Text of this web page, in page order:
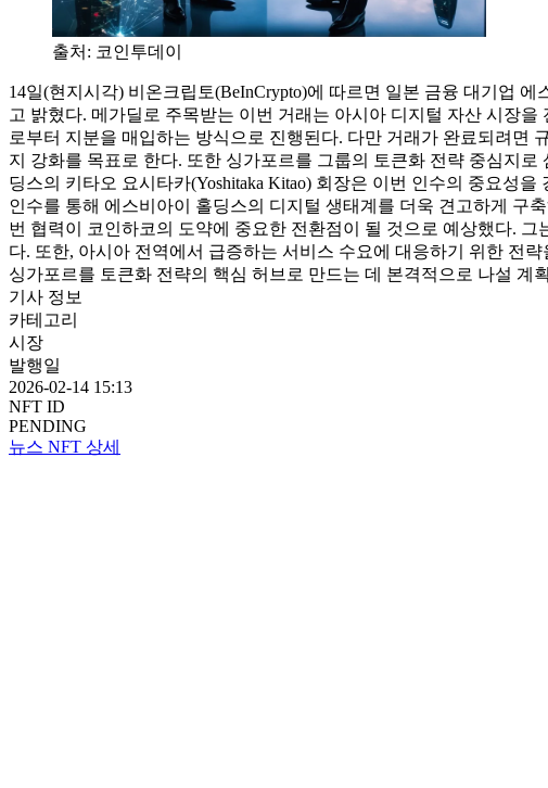
출처: 코인투데이
14일(현지시각) 비온크립토(BeInCrypto)에 따르면 일본 금융 대기업
고 밝혔다. 메가딜로 주목받는 이번 거래는 아시아 디지털 자산 시장
로부터 지분을 매입하는 방식으로 진행된다. 다만 거래가 완료되려면
지 강화를 목표로 한다. 또한 싱가포르를 그룹의 토큰화 전략 중심지
딩스의 키타오 요시타카(Yoshitaka Kitao) 회장은 이번 인수의 중요성
인수를 통해 에스비아이 홀딩스의 디지털 생태계를 더욱 견고하게 구
번 협력이 코인하코의 도약에 중요한 전환점이 될 것으로 예상했다.
다. 또한, 아시아 전역에서 급증하는 서비스 수요에 대응하기 위한 전
싱가포르를 토큰화 전략의 핵심 허브로 만드는 데 본격적으로 나설
기사 정보
카테고리
시장
발행일
2026-02-14 15:13
NFT ID
PENDING
뉴스 NFT 상세